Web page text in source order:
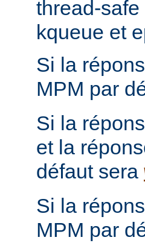
thread-
kqueue et
Si la
MPM par
Si la
et la
défaut sera
Si la
MPM par